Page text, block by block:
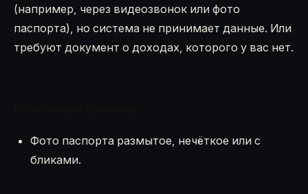
(например, через видеозвонок или фото
паспорта), но система не принимает данные. Или
требуют документ о доходах, которого у вас нет.
Фото паспорта размытое, нечёткое или с
бликами.